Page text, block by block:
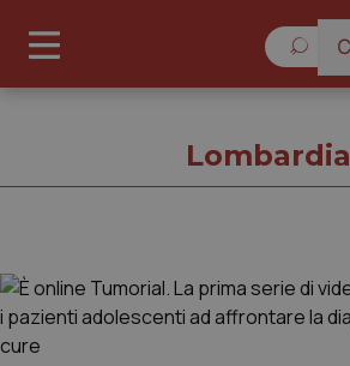
Cronache
Lombardia